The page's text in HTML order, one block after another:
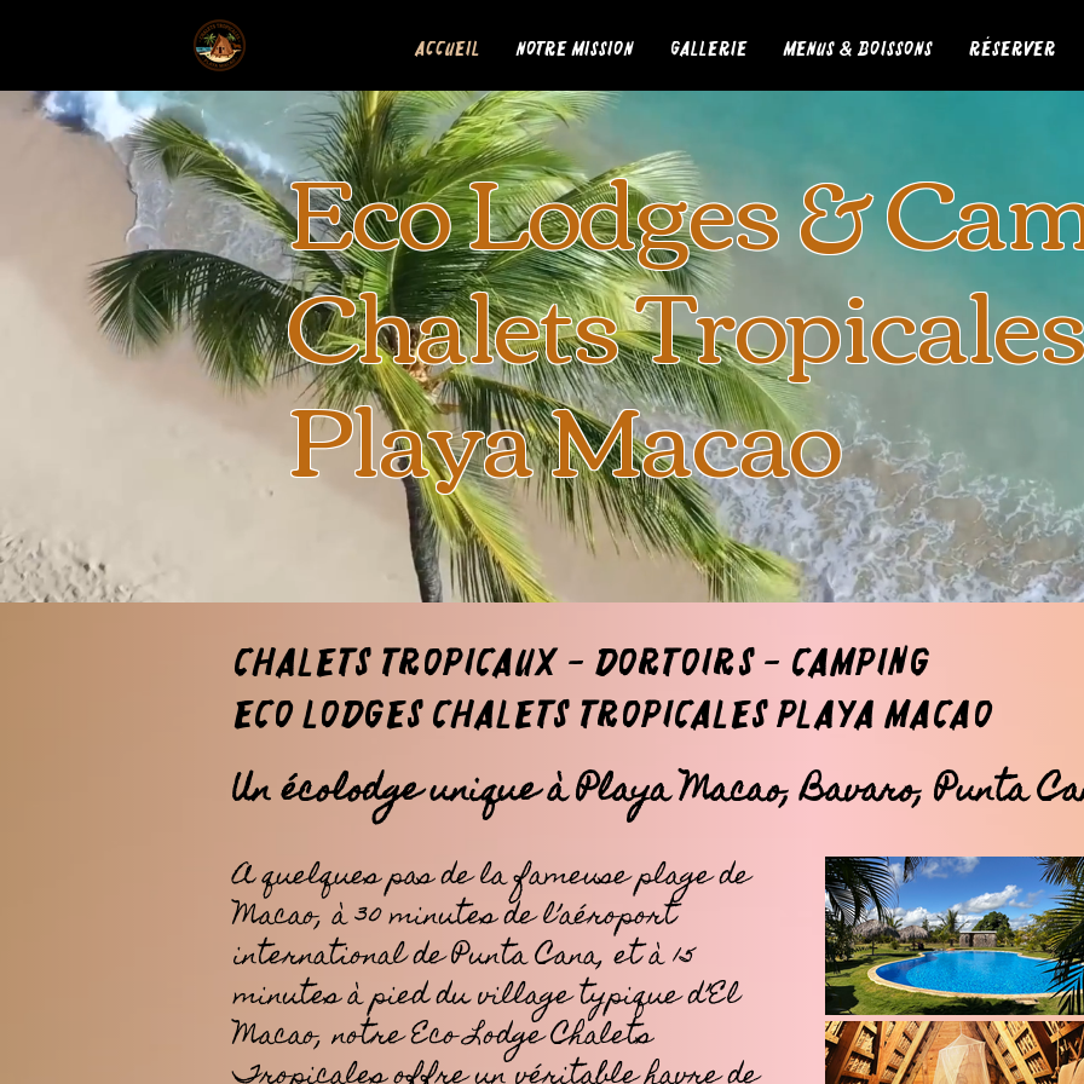
Accueil Notre mission Gallerie Menus & Boissons Réserver
Eco Lodges &
Chalets
Playa Macao
​Chalets Tropicaux - Dortoirs - Camping
Eco Lodges Chalets Tropicales Playa Macao
Un écolodge unique à Playa Macao, Bavaro, Punta
A quelques pas de la fameuse plage de
Macao, à 30 minutes de l’aéroport
international de Punta Cana, et à 15
minutes à pied du village typique d’El
Macao, notre Eco Lodge Chalets